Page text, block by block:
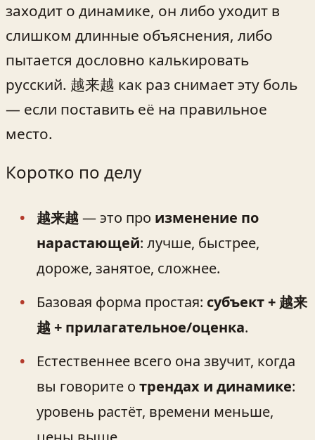
заходит о динамике, он либо уходит в
слишком длинные объяснения, либо
пытается дословно калькировать
русский. 越来越 как раз снимает эту боль
— если поставить её на правильное
место.
Коротко по делу
越来越— это про изменение по
нарастающей: лучше, быстрее,
дороже, занятое, сложнее.
Базовая форма простая: субъект + 越来
越 + прилагательное/оценка.
Естественнее всего она звучит, когда
вы говорите о трендах и динамике:
уровень растёт, времени меньше,